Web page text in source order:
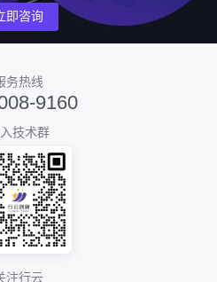
即咨询
务热线
9160
技术群
注行云